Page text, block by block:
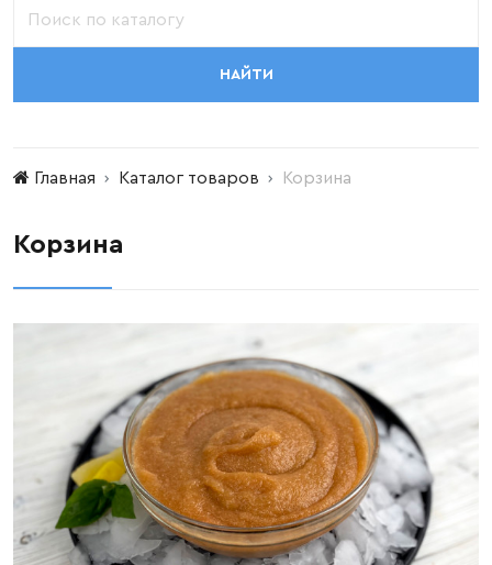
НАЙТИ
Главная Каталог товаров Корзина
Корзина